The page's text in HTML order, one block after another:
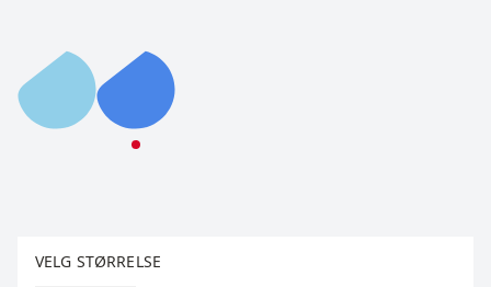
Nordic XC Junior Jacket
Nordic XC Junior Jacket
VELG STØRRELSE